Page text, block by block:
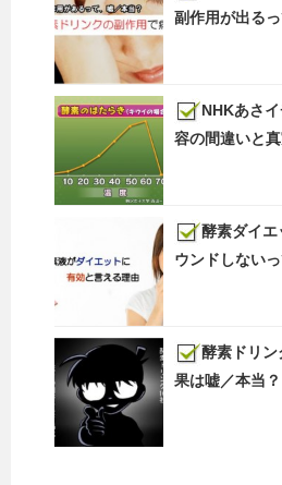
副作用が出る
NHKあさ
容の間違いと
酵素ダイエ
ウンドしない
酵素ドリン
果は嘘／本当？